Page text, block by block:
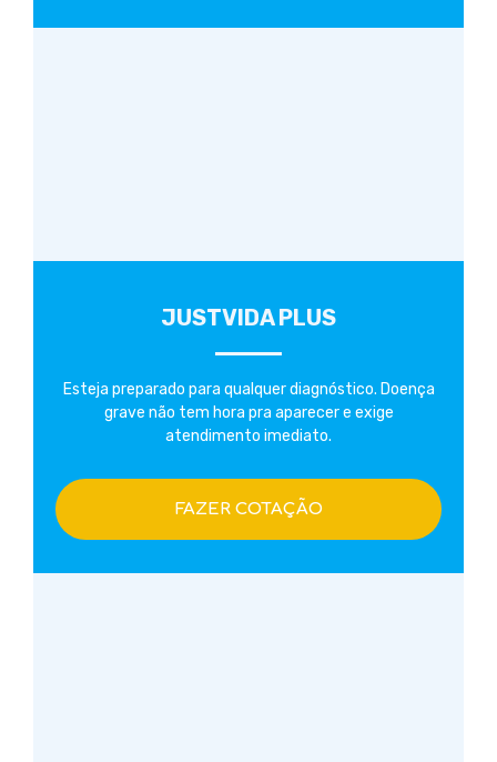
JUSTVIDA PLUS
Esteja preparado para qualquer diagnóstico. Doença
grave não tem hora pra aparecer e exige
atendimento imediato.
FAZER COTAÇÃO